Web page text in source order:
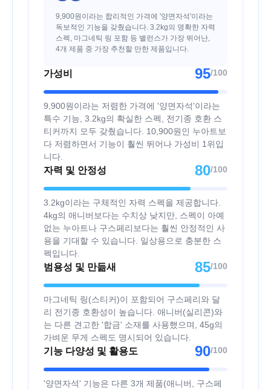
9,900원이라는 합리적인 가격에 '양면자석'이라는
독보적인 기능을 갖췄습니다. 3.2kg의 명확한 자력
스펙, 마그네틱 링 포함 등 밸런스가 가장 뛰어난,
4개 제품 중 가장 추천할 만한 제품입니다.
가성비 95/100
9,900원이라는 저렴한 가격에 '양면자석'이라는
특수 기능, 3.2kg의 확실한 스펙, 전기종 호환 스
티커까지 모두 갖췄습니다. 10,900원인 누아트보
다 저렴하면서 기능이 훨씬 뛰어나 가성비 1위입
니다.
자력 및 안정성 80/100
3.2kg이라는 구체적인 자력 스펙을 제공합니다.
4kg의 애니버보다는 수치상 낮지만, 스펙이 아예
없는 누아트나 구스페리보다는 훨씬 안정적인 사
용을 기대할 수 있습니다. 일상용으로 충분한 스
펙입니다.
범용성 및 만듦새 85/100
마그네틱 링(스티커)이 포함되어 구스페리와 달
리 전기종 호환성이 높습니다. 애니버(실리콘)와
는 다른 견고한 '합금' 소재를 사용했으며, 45g의
가벼운 무게 스펙도 명시되어 있습니다.
기능 다양성 및 활용도 90/100
'양면자석' 기능은 다른 3개 제품(애니버, 구스페